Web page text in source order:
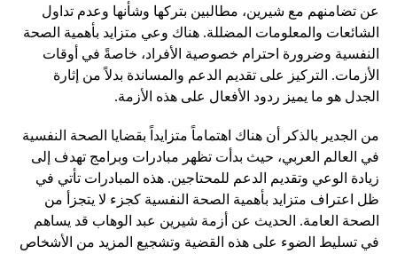
عن تضامنهم مع شيرين، مطالبين بتركها وشأنها وعدم تداول
الشائعات والمعلومات المضللة. هناك وعي متزايد بأهمية الصحة
النفسية وضرورة احترام خصوصية الأفراد، خاصةً في أوقات
الأزمات. التركيز على تقديم الدعم والمساندة بدلاً من إثارة
الجدل هو ما يميز ردود الأفعال على هذه الأزمة.
من الجدير بالذكر أن هناك اهتماماً متزايداً بقضايا الصحة النفسية
في العالم العربي، حيث بدأت تظهر مبادرات وبرامج تهدف إلى
زيادة الوعي وتقديم الدعم للمحتاجين. هذه المبادرات تأتي في
ظل اعتراف متزايد بأهمية الصحة النفسية كجزء لا يتجزأ من
الصحة العامة. الحديث عن أزمة شيرين عبد الوهاب قد يساهم
في تسليط الضوء على هذه القضية وتشجيع المزيد من الأشخاص